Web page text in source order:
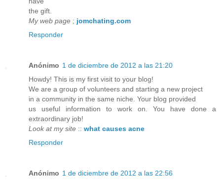
the gift.
My web page ; jomchating.com
Responder
Anónimo 1 de diciembre de 2012 a las 21:20
Howdy! This is my first visit to your blog!
We are a group of volunteers and starting a new project
in a community in the same niche. Your blog provided
us useful information to work on. You have done a
extraordinary job!
Look at my site :: what causes acne
Responder
Anónimo 1 de diciembre de 2012 a las 22:56